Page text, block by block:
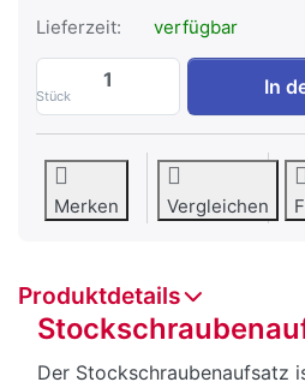
Lieferzeit: verfügbar
Stück In
Merken Vergleichen
Produktdetails
Der Stockschraubenaufsatz